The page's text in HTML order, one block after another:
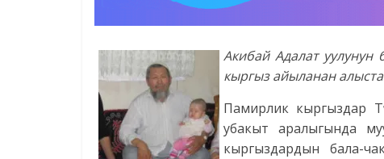
Акибай Адалат уулунун
кыргыз айыланан
Памирлик кыргыздар
убакыт аралыгында
кыргыздардын бала-